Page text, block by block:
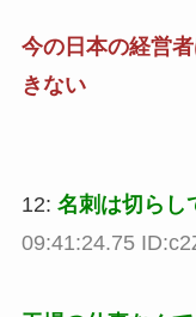
今の日本の経営
きない
12: 名刺は切らし
09:41:24.75